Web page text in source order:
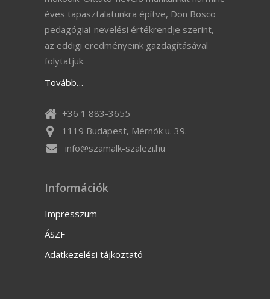
éves tapasztalatunkra építve, Don Bosco
pedagógiai-nevelési értékrendje szerint,
az eddigi eredményeink gazdagításával
folytatjuk.
Tovább…
+36 1 883-3655
1119 Budapest, Mérnök u. 39.
info@szamalk-szalezi.hu
Információk
Impresszum
ÁSZF
Adatkezelési tájkoztató